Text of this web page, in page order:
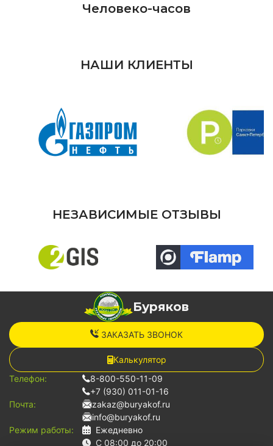
Человеко-часов
НАШИ КЛИЕНТЫ
НЕЗАВИСИМЫЕ ОТЗЫВЫ
Буряков
ЗАКАЗАТЬ ЗВОНОК
Калькулятор
Телефон:
8-800-550-11-09
+7 (930) 011-01-16
Почта:
zakaz@buryakof.ru
info@buryakof.ru
Режим работы:
Ежедневно
С 08:00 до 20:00